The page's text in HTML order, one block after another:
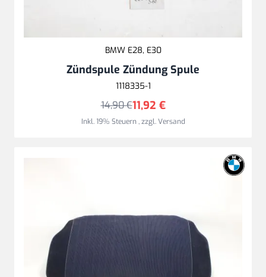
BMW E28, E30
Zündspule Zündung Spule
1118335-1
11,92 €
14,90 €
Inkl. 19% Steuern,zzgl.Versand